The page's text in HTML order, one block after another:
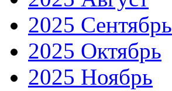
2025 Сентябрь
2025 Октябрь
2025 Ноябрь